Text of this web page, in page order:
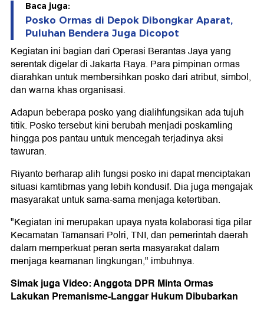
Baca juga:
Posko Ormas di Depok Dibongkar Aparat,
Puluhan Bendera Juga Dicopot
Kegiatan ini bagian dari Operasi Berantas Jaya yang
serentak digelar di Jakarta Raya. Para pimpinan ormas
diarahkan untuk membersihkan posko dari atribut, simbol,
dan warna khas organisasi.
Adapun beberapa posko yang dialihfungsikan ada tujuh
titik. Posko tersebut kini berubah menjadi poskamling
hingga pos pantau untuk mencegah terjadinya aksi
tawuran.
Riyanto berharap alih fungsi posko ini dapat menciptakan
situasi kamtibmas yang lebih kondusif. Dia juga mengajak
masyarakat untuk sama-sama menjaga ketertiban.
"Kegiatan ini merupakan upaya nyata kolaborasi tiga pilar
Kecamatan Tamansari Polri, TNI, dan pemerintah daerah
dalam memperkuat peran serta masyarakat dalam
menjaga keamanan lingkungan," imbuhnya.
Simak juga Video: Anggota DPR Minta Ormas
Lakukan Premanisme-Langgar Hukum Dibubarkan